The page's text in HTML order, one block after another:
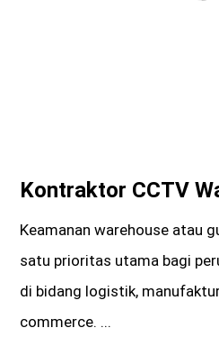
Kontraktor CCTV
Keamanan warehouse atau
satu prioritas utama bagi
di bidang logistik,
commerce. ...